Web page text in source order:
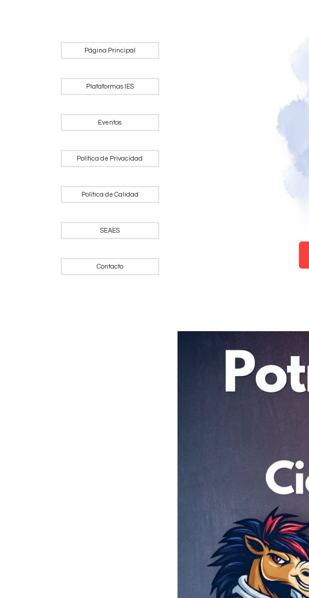
Página Principal
Plataformas IES
Eventos
Política de Privacidad
Política de Calidad
SEAES
Contacto